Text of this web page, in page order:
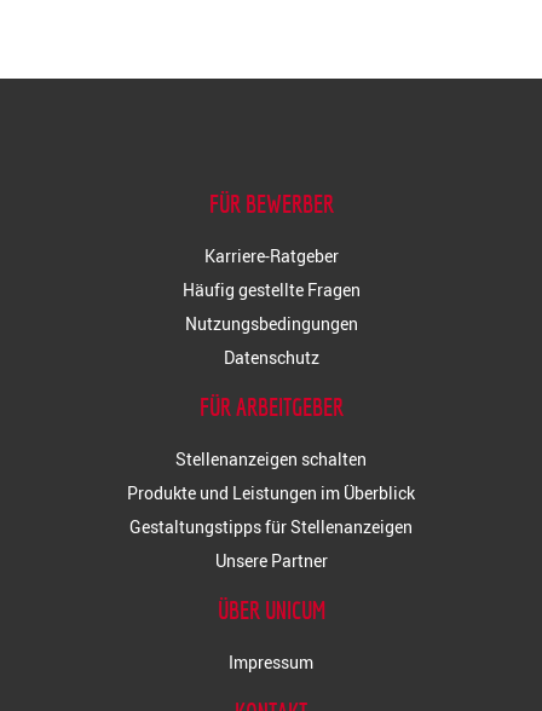
FÜR BEWERBER
Karriere-Ratgeber
Häufig gestellte Fragen
Nutzungsbedingungen
Datenschutz
FÜR ARBEITGEBER
Stellenanzeigen schalten
Produkte und Leistungen im Überblick
Gestaltungstipps für Stellenanzeigen
Unsere Partner
ÜBER UNICUM
Impressum